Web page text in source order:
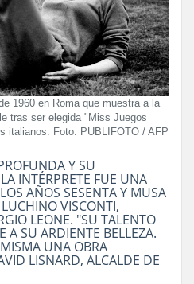
1960 en Roma que muestra a la
tras ser elegida "Miss Juegos
italianos. Foto: PUBLIFOTO / AFP
Y SU
INTÉRPRETE FUE UNA
AÑOS SESENTA Y MUSA
VISCONTI,
LEONE. "SU TALENTO
A SU ARDIENTE BELLEZA.
UNA OBRA
LISNARD, ALCALDE DE